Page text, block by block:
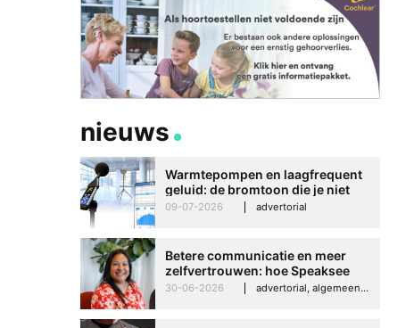
nieuws
Warmtepompen en laagfrequent
geluid: de bromtoon die je niet
kunt negeren
09-07-2026 advertorial
Betere communicatie en meer
zelfvertrouwen: hoe Speaksee
Imelda helpt om te groeien in
30-06-2026 advertorial, algemeen, hooroplossingen, interview